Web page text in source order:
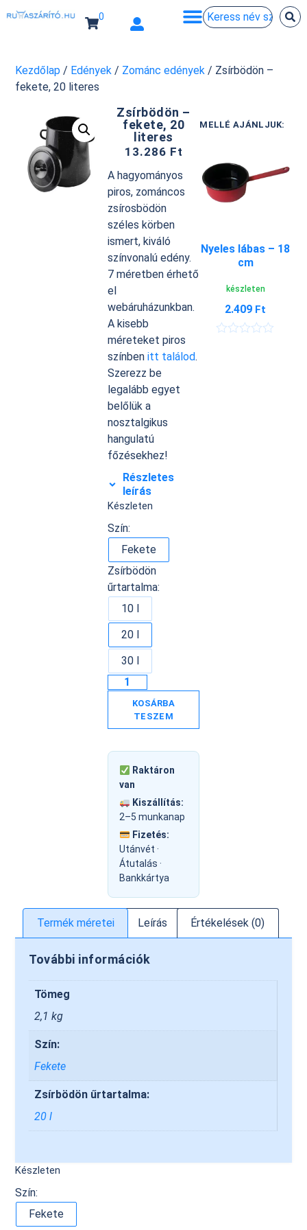
0
Kezdőlap / Edények / Zománc edények / Zsírbödön –
fekete, 20 literes
Zsírbödön –
fekete, 20
literes
13.286 Ft
A hagyományos
piros, zománcos
zsírosbödön
széles körben
ismert, kiváló
színvonalú edény.
7 méretben érhető
el
webáruházunkban.
A kisebb
méreteket piros
színben itt találod.
Szerezz be
legalább egyet
belőlük a
nosztalgikus
hangulatú
főzésekhez!
Részletes
leírás
Készleten
Szín:
Fekete
Zsírbödön
űrtartalma:
10 l
20 l
30 l
KOSÁRBA
TESZEM
Raktáron
van
Kiszállítás:
2–5 munkanap
Fizetés:
Utánvét ·
Átutalás ·
Bankkártya
MELLÉ AJÁNLJUK:
Nyeles lábas – 18
cm
készleten
2.409 Ft
Termék méretei Leírás Értékelések (0)
További információk
Tömeg
2,1 kg
Szín:
Fekete
Zsírbödön űrtartalma:
20 l
Készleten
Szín:
Fekete